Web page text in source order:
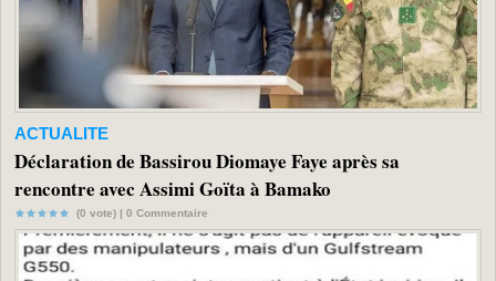
ACTUALITE
Déclaration de Bassirou Diomaye Faye après sa
rencontre avec Assimi Goïta à Bamako
(0 vote) | 0 Commentaire